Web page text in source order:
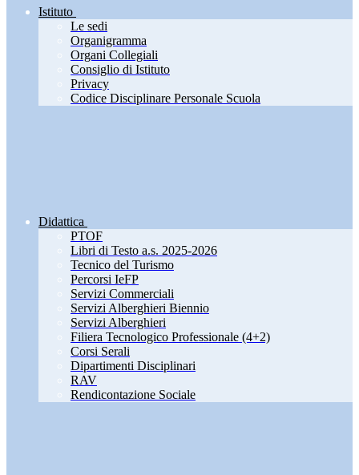
Istituto
Le sedi
Organigramma
Organi Collegiali
Consiglio di Istituto
Privacy
Codice Disciplinare Personale Scuola
Didattica
PTOF
Libri di Testo a.s. 2025-2026
Tecnico del Turismo
Percorsi IeFP
Servizi Commerciali
Servizi Alberghieri Biennio
Servizi Alberghieri
Filiera Tecnologico Professionale (4+2)
Corsi Serali
Dipartimenti Disciplinari
RAV
Rendicontazione Sociale